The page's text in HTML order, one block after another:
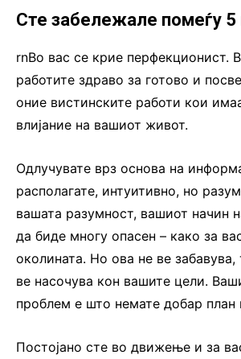
Сте забележале помеѓу
rnВо вас се крие перфекционист.
работите здраво за готово и
оние вистинските работи кои
влијание на вашиот живот.
Одлучувате врз основа на
располагате, интуитивно, но
вашата разумност, вашиот начин
да биде многу опасен – како за
околината. Но ова не ве забавува,
ве насочува кон вашите цели.
проблем е што немате добар план
Постојано сте во движење и за